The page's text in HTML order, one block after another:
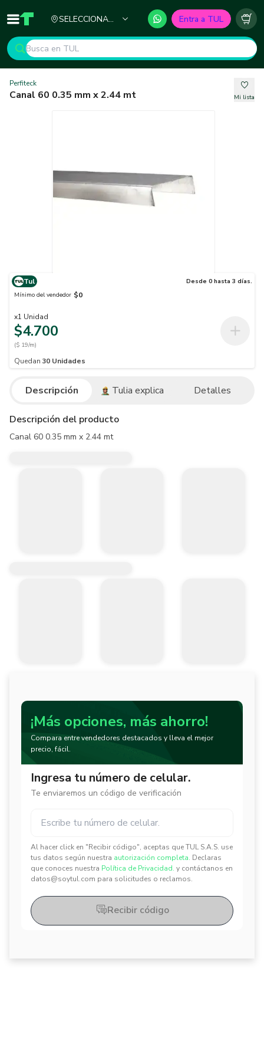
Inicio TUL - Tu Marketplace de Construcción
SELECCIONA
Entra a TUL
Perfiteck
Canal 60 0.35 mm x 2.44 mt Mi lista
Tul
Desde 0 hasta 3 días.
Mínimo del vendedor $0
x1 Unidad
$4.700
($ 19/m)
Quedan 30 Unidades
Descripción Tulia explica Detalles
Descripción del producto
Canal 60 0.35 mm x 2.44 mt
¡Más opciones, más ahorro!
Compara entre vendedores destacados y lleva el mejor
precio, fácil.
Ingresa tu número de celular.
Te enviaremos un código de verificación
Al hacer click en "Recibir código", aceptas que TUL S.A.S. use
tus datos según nuestra autorización completa. Declaras
que conoces nuestra Política de Privacidad. y contáctanos en
datos@soytul.com para solicitudes o reclamos.
✕
✕
Recibir código